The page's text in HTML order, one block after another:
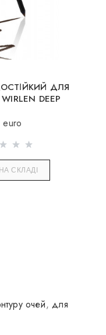
ДЛЯ
DEEP
СКЛАДІ
очей,для